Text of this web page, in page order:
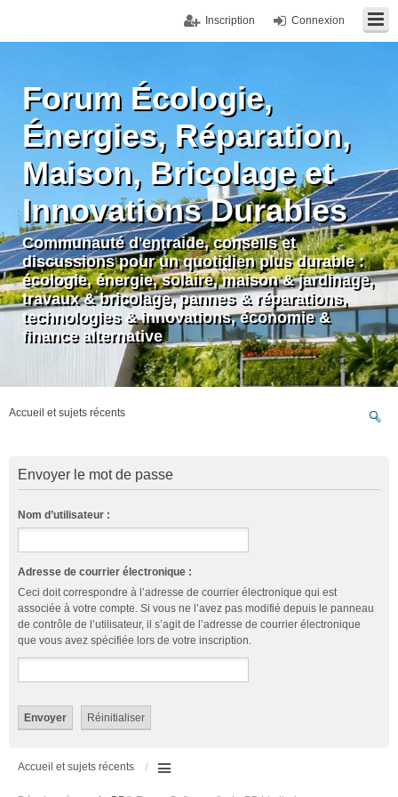
Connexion
Inscription
Forum Écologie,
Énergies, Réparation,
Maison, Bricolage et
Innovations Durables
Communauté d'entraide, conseils et
discussions pour un quotidien plus durable :
écologie, énergie, solaire, maison & jardinage,
travaux & bricolage, pannes & réparations,
technologies & innovations, économie &
finance alternative
Accueil et sujets récents
Envoyer le mot de passe
Nom d’utilisateur :
Adresse de courrier électronique :
Ceci doit correspondre à l’adresse de courrier électronique qui est
associée à votre compte. Si vous ne l’avez pas modifié depuis le panneau
de contrôle de l’utilisateur, il s’agit de l’adresse de courrier électronique
que vous avez spécifiée lors de votre inscription.
Accueil et sujets récents